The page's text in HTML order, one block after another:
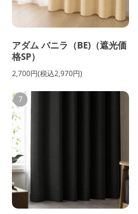
アダム バニラ（BE)（遮光価
格SP）
2,700円(税込2,970円)
7